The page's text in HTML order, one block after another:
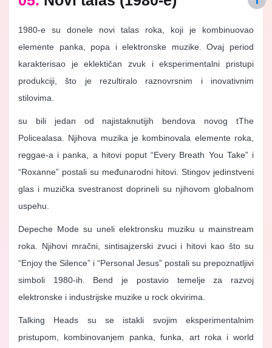
1980-e su donele novi talas roka, koji je kombinuovao
elemente panka, popa i elektronske muzike. Ovaj period
karakterisao je eklektičan zvuk i eksperimentalni pristupi
produkciji, što je rezultiralo raznovrsnim i inovativnim
stilovima.
su bili jedan od najistaknutijih bendova novog tThe
Policealasa. Njihova muzika je kombinovala elemente roka,
reggae-a i panka, a hitovi poput “Every Breath You Take” i
“Roxanne” postali su međunarodni hitovi. Stingov jedinstveni
glas i muzička svestranost doprineli su njihovom globalnom
uspehu.
Depeche Mode su uneli elektronsku muziku u mainstream
roka. Njihovi mračni, sintisajzerski zvuci i hitovi kao što su
“Enjoy the Silence” i “Personal Jesus” postali su prepoznatljivi
simboli 1980-ih. Bend je postavio temelje za razvoj
elektronske i industrijske muzike u rock okvirima.
Talking Heads su se istakli svojim eksperimentalnim
pristupom, kombinovanjem panka, funka, art roka i world